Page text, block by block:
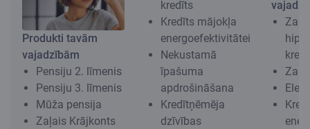
Produkti tavām
vajadzībām
Pensiju 2. līmenis
Pensiju 3. līmenis
Mūža pensija
Zaļais Krājkonts
kredīts
Kredīts mājokļa
energoefektivitātei
Nekustamā
īpašuma
apdrošināšana
Kredītņēmēja
dzīvības